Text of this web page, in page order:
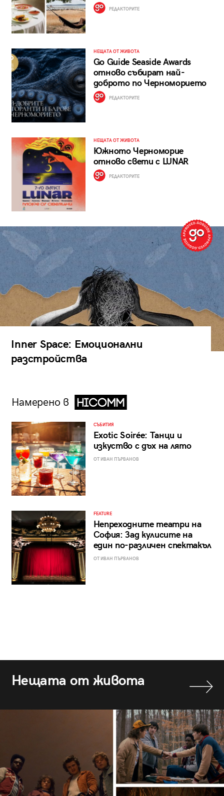
РЕДАКТОРИТЕ
НЕЩАТА ОТ ЖИВОТА
Go Guide Seaside Awards
отново събират най-
доброто по Черноморието
РЕДАКТОРИТЕ
НЕЩАТА ОТ ЖИВОТА
Южното Черноморие
отново свети с LUNAR
РЕДАКТОРИТЕ
Inner Space: Емоционални
разстройства
Намерено в
СЪБИТИЯ
Exotic Soirée: Танци и
изкуство с дъх на лято
ОТ ИВАН ПЪРВАНОВ
FEATURE
Непреходните театри на
София: Зад кулисите на
един по-различен спектакъл
ОТ ИВАН ПЪРВАНОВ
Нещата от живота